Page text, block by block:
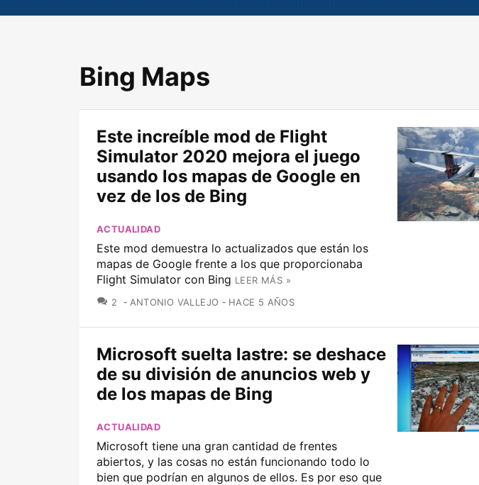
Bing Maps
Este increíble mod de Flight
Simulator 2020 mejora el juego
usando los mapas de Google en
vez de los de Bing
ACTUALIDAD
Este mod demuestra lo actualizados que están los
mapas de Google frente a los que proporcionaba
Flight Simulator con Bing LEER MÁS »
2
COMENTARIOS
ANTONIO VALLEJO HACE 5 AÑOS
Microsoft suelta lastre: se deshace
de su división de anuncios web y
de los mapas de Bing
ACTUALIDAD
Microsoft tiene una gran cantidad de frentes
abiertos, y las cosas no están funcionando todo lo
bien que podrían en algunos de ellos. Es por eso que